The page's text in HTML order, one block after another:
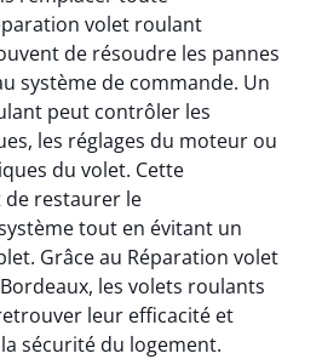
volet roulant
de résoudre les pannes
système de commande. Un
peut contrôler les
les réglages du moteur ou
du volet. Cette
restaurer le
tout en évitant un
Grâce au Réparation volet
les volets roulants
leur efficacité et
sécurité du logement.